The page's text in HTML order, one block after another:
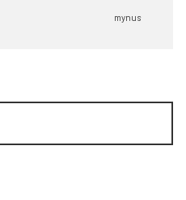
mynus